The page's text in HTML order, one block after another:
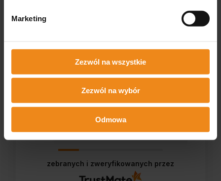
Marketing
Zezwól na wszystkie
Zezwól na wybór
Odmowa
Bardzo miły i pomocny sprzedawca, będę
2026-06-10
zebranych i zweryfikowanych przez